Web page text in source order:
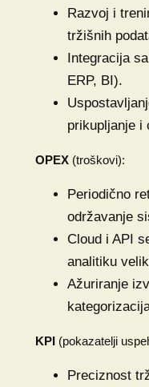
Razvoj i
tržišnih
Integracija
ERP, BI).
prikupljanje i
OPEX (troškovi):
Periodično
održavanje
Cloud i API
analitiku
Ažuriranje
KPI (pokazatelji
Preciznost